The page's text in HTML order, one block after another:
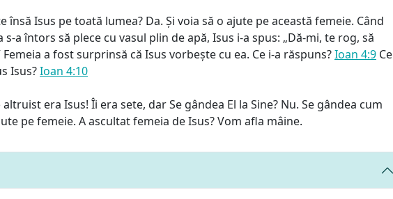
însă Isus pe toată lumea? Da. Și voia să o ajute pe această femeie. Când
s-a întors să plece cu vasul plin de apă, Isus i-a spus: „Dă-mi, te rog, să
Femeia a fost surprinsă că Isus vorbește cu ea. Ce i-a răspuns?Ioan 4:9 Ce
Isus?Ioan 4:10
altruist era Isus! Îi era sete, dar Se gândea El la Sine? Nu. Se gândea cum
pe femeie. A ascultat femeia de Isus? Vom afla mâine.